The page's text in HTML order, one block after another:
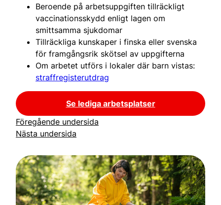
Beroende på arbetsuppgiften tillräckligt
vaccinationsskydd enligt lagen om
smittsamma sjukdomar
Tillräckliga kunskaper i finska eller svenska
för framgångsrik skötsel av uppgifterna
Om arbetet utförs i lokaler där barn vistas:
straffregisterutdrag
Se lediga arbetsplatser
Föregående undersida
Nästa undersida